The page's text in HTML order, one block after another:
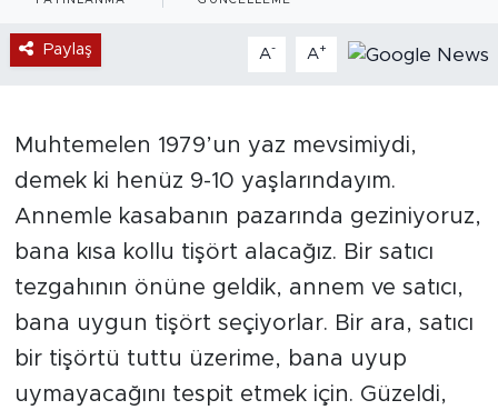
Paylaş A- A+
Muhtemelen 1979’un yaz mevsimiydi,
demek ki henüz 9-10 yaşlarındayım.
Annemle kasabanın pazarında geziniyoruz,
bana kısa kollu tişört alacağız. Bir satıcı
tezgahının önüne geldik, annem ve satıcı,
bana uygun tişört seçiyorlar. Bir ara, satıcı
bir tişörtü tuttu üzerime, bana uyup
uymayacağını tespit etmek için. Güzeldi,